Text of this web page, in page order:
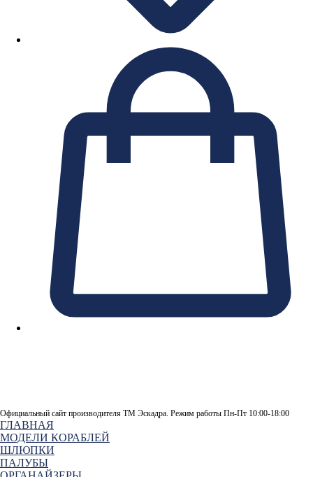
Официальный сайт производителя ТМ Эскадра. Режим работы Пн-Пт 10:00-18:00
ГЛАВНАЯ
МОДЕЛИ КОРАБЛЕЙ
ШЛЮПКИ
ПАЛУБЫ